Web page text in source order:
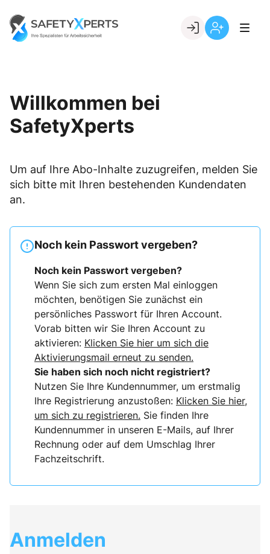
content
Go to landing page.
Willkommen bei
SafetyXperts
Um auf Ihre Abo-Inhalte zuzugreifen, melden Sie
sich bitte mit Ihren bestehenden Kundendaten
an.
Noch kein Passwort vergeben?
Noch kein Passwort vergeben?
Wenn Sie sich zum ersten Mal einloggen
möchten, benötigen Sie zunächst ein
persönliches Passwort für Ihren Account.
Vorab bitten wir Sie Ihren Account zu
aktivieren: Klicken Sie hier um sich die
Aktivierungsmail erneut zu senden.
Sie haben sich noch nicht registriert?
Nutzen Sie Ihre Kundennummer, um erstmalig
Ihre Registrierung anzustoßen: Klicken Sie hier,
um sich zu registrieren. Sie finden Ihre
Kundennummer in unseren E-Mails, auf Ihrer
Rechnung oder auf dem Umschlag Ihrer
Fachzeitschrift.
Anmelden